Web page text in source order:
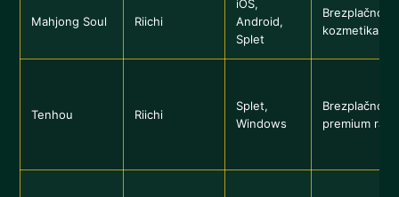
Mahjong Soul Riichi
iOS,
Android,
Splet
Brezplačno +
kozmetika
Tenhou Riichi
Splet,
Windows
Brezplačno +
premium